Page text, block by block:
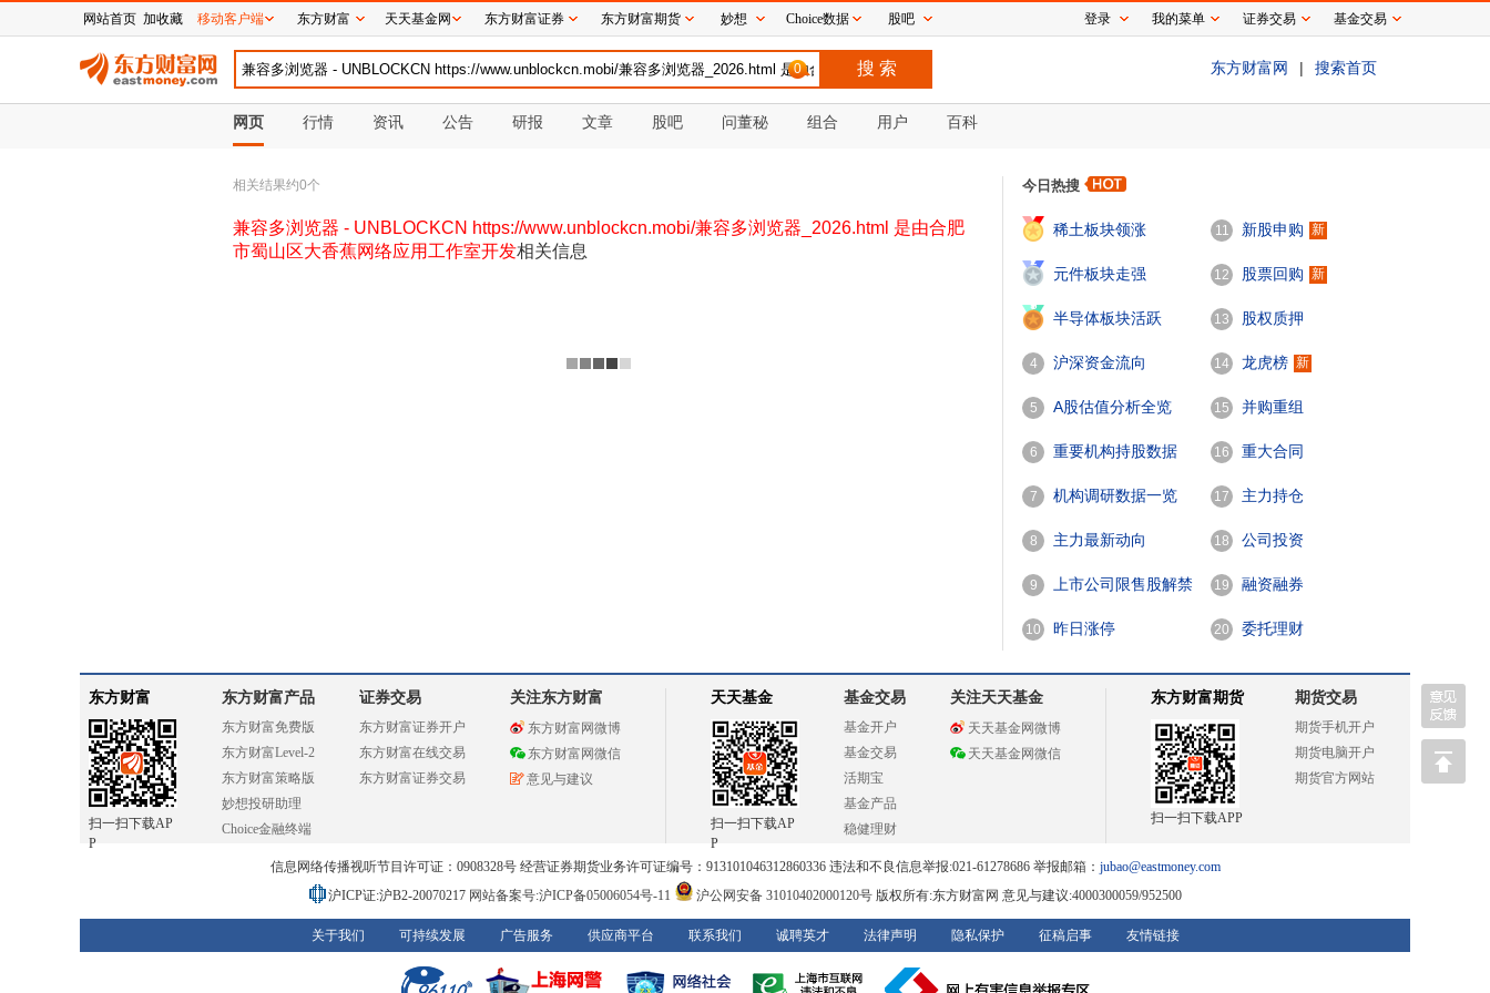
0 东方财富网 | 搜索首页
网页 行情 资讯 公告 研报 文章 股吧 问董秘 组合 用户 百科
相关结果约0个
兼容多浏览器 - UNBLOCKCN https://www.unblockcn.mobi/兼容多浏览器_2026.html 是由合肥
市蜀山区大香蕉网络应用工作室开发相关信息
今日热搜
稀土板块领涨
2
元件板块走强
3
半导体板块活跃
4 沪深资金流向
5 A股估值分析全览
6 重要机构持股数据
7 机构调研数据一览
8 主力最新动向
9 上市公司限售股解禁
一览
10 昨日涨停
11 新股申购 新
12 股票回购 新
13 股权质押
14 龙虎榜 新
15 并购重组
16 重大合同
17 主力持仓
18 公司投资
19 融资融券
20 委托理财
东方财富
扫一扫下载AP
P
东方财富产品
东方财富免费版
东方财富Level-2
东方财富策略版
妙想投研助理
Choice金融终端
证券交易
东方财富证券开户
东方财富在线交易
东方财富证券交易
关注东方财富
东方财富网微博
东方财富网微信
意见与建议
天天基金
扫一扫下载AP
P
基金交易
基金开户
基金交易
活期宝
基金产品
稳健理财
关注天天基金
天天基金网微博
天天基金网微信
东方财富期货
扫一扫下载APP
期货交易
期货手机开户
期货电脑开户
期货官方网站
信息网络传播视听节目许可证：0908328号 经营证券期货业务许可证编号：913101046312860336 违法和不良信息举报:021-61278686 举报邮箱： jubao@eastmoney.com
沪ICP证:沪B2-20070217 网站备案号:沪ICP备05006054号-11 沪公网安备 31010402000120号版权所有:东方财富网 意见与建议:4000300059/952500
关于我们 可持续发展 广告服务 供应商平台 联系我们 诚聘英才 法律声明 隐私保护 征稿启事 友情链接
网站首页 加收藏 移动客户端 东方财富 天天基金网 东方财富证券 东方财富期货 妙想 Choice数据 股吧 登录 我的菜单 证券交易 基金交易